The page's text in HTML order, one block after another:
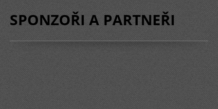
SPONZOŘI A PARTNEŘI